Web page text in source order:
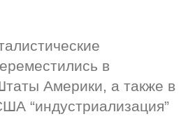
в
Америки, а также в
“индустриализация”